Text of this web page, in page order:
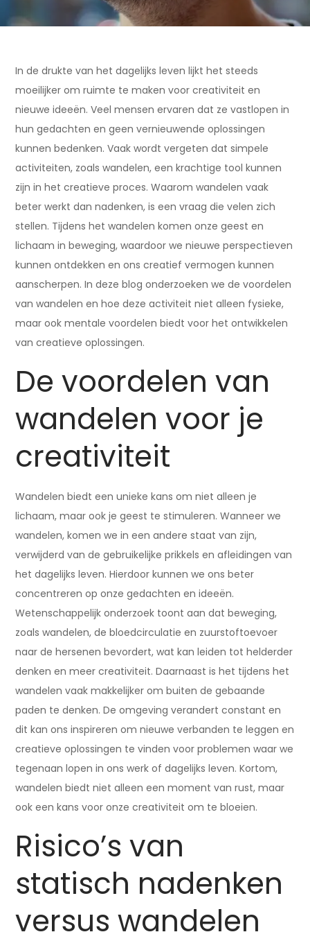
In de drukte van het dagelijks leven lijkt het steeds
moeilijker om ruimte te maken voor creativiteit en
nieuwe ideeën. Veel mensen ervaren dat ze vastlopen in
hun gedachten en geen vernieuwende oplossingen
kunnen bedenken. Vaak wordt vergeten dat simpele
activiteiten, zoals wandelen, een krachtige tool kunnen
zijn in het creatieve proces. Waarom wandelen vaak
beter werkt dan nadenken, is een vraag die velen zich
stellen. Tijdens het wandelen komen onze geest en
lichaam in beweging, waardoor we nieuwe perspectieven
kunnen ontdekken en ons creatief vermogen kunnen
aanscherpen. In deze blog onderzoeken we de voordelen
van wandelen en hoe deze activiteit niet alleen fysieke,
maar ook mentale voordelen biedt voor het ontwikkelen
van creatieve oplossingen.
De voordelen van
wandelen voor je
creativiteit
Wandelen biedt een unieke kans om niet alleen je
lichaam, maar ook je geest te stimuleren. Wanneer we
wandelen, komen we in een andere staat van zijn,
verwijderd van de gebruikelijke prikkels en afleidingen van
het dagelijks leven. Hierdoor kunnen we ons beter
concentreren op onze gedachten en ideeën.
Wetenschappelijk onderzoek toont aan dat beweging,
zoals wandelen, de bloedcirculatie en zuurstoftoevoer
naar de hersenen bevordert, wat kan leiden tot helderder
denken en meer creativiteit. Daarnaast is het tijdens het
wandelen vaak makkelijker om buiten de gebaande
paden te denken. De omgeving verandert constant en
dit kan ons inspireren om nieuwe verbanden te leggen en
creatieve oplossingen te vinden voor problemen waar we
tegenaan lopen in ons werk of dagelijks leven. Kortom,
wandelen biedt niet alleen een moment van rust, maar
ook een kans voor onze creativiteit om te bloeien.
Risico’s van
statisch nadenken
versus wandelen